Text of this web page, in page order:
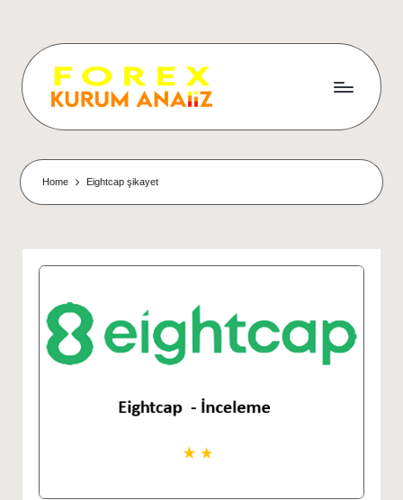
Home Eightcap şikayet